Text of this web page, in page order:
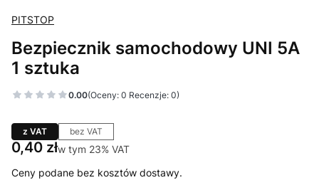
PITSTOP
Bezpiecznik samochodowy UNI 5A
1 sztuka
0.00(Oceny: 0 Recenzje: 0)
z VAT bez VAT
Cena
0,40 złw tym 23% VAT
w tym 23% VAT
Ceny podane bez kosztów dostawy.